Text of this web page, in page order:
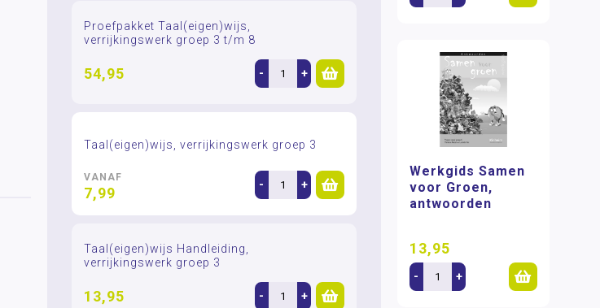
Proefpakket Taal(eigen)wijs,
verrijkingswerk groep 3 t/m 8
54,95 - +
Taal(eigen)wijs, verrijkingswerk groep 3
VANAF
7,99 - +
Taal(eigen)wijs Handleiding,
verrijkingswerk groep 3
13,95 - +
Werkgids Samen
voor Groen,
antwoorden
13,95
- +